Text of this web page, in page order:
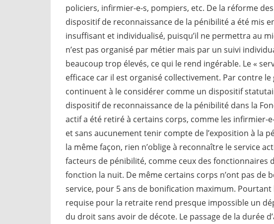
policiers, infirmier-e-s, pompiers, etc. De la réforme
dispositif de reconnaissance de la pénibilité a été mis
insuffisant et individualisé, puisqu’il ne permettra au
n’est pas organisé par métier mais par un suivi
beaucoup trop élevés, ce qui le rend ingérable. Le «
efficace car il est organisé collectivement. Par contre
continuent à le considérer comme un dispositif
dispositif de reconnaissance de la pénibilité dans la
actif a été retiré à certains corps, comme les infirmier-
et sans aucunement tenir compte de l’exposition à la
la même façon, rien n’oblige à reconnaître le service
facteurs de pénibilité, comme ceux des fonctionnaires
fonction la nuit. De même certains corps n’ont pas de
service, pour 5 ans de bonification maximum. Pourtant
requise pour la retraite rend presque impossible un
du droit sans avoir de décote. Le passage de la durée